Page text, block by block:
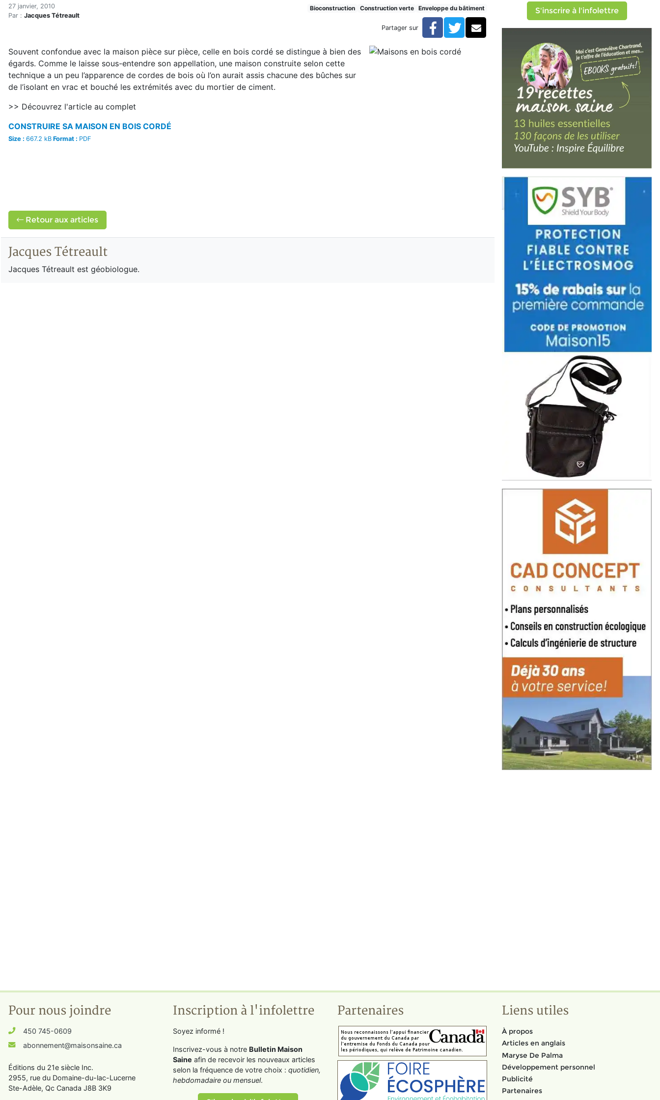
Accueil
Articles
Construire sa maison en bois cordé
Construire sa maison en bois cordé
27 janvier, 2010
Par : Jacques Tétreault
Bioconstruction Construction verte Enveloppe du bâtiment
Partager sur Facebook
TwitterCourriel
Souvent confondue avec la maison pièce sur pièce, celle en bois cordé se distingue à bien des
égards. Comme le laisse sous-entendre son appellation, une maison construite selon cette
technique a un peu l’apparence de cordes de bois où l’on aurait assis chacune des bûches sur
de l’isolant en vrac et bouché les extrémités avec du mortier de ciment.
>> Découvrez l'article au complet
CONSTRUIRE SA MAISON EN BOIS CORDÉ
Size : 667.2 kB Format : PDF
Retour aux articles
Jacques Tétreault
Jacques Tétreault est géobiologue.
S'inscrire à l'infolettre
Pour nous joindre
450 745-0609
abonnement@maisonsaine.ca
Éditions du 21e siècle Inc.
2955, rue du Domaine-du-lac-Lucerne
Ste-Adèle, Qc Canada J8B 3K9
Inscription à l'infolettre
Soyez informé !
Inscrivez-vous à notre Bulletin Maison
Saine afin de recevoir les nouveaux articles
selon la fréquence de votre choix : quotidien,
hebdomadaire ou mensuel.
Partenaires Liens utiles
À propos
Articles en anglais
Maryse De Palma
Développement personnel
Publicité
Partenaires